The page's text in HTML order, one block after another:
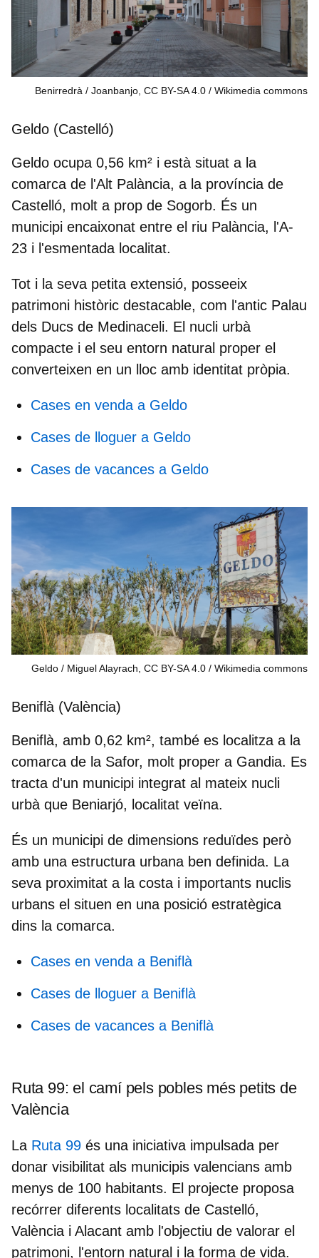
Benirredrà / Joanbanjo, CC BY-SA 4.0 Wikimedia commons
Geldo (Castelló)
Geldo ocupa 0,56 km² i està situat a la
comarca de l'Alt Palància, a la província de
Castelló, molt a prop de Sogorb. És un
municipi encaixonat entre el riu Palància, l'A-
23 i l'esmentada localitat.
Tot i la seva petita extensió, posseeix
patrimoni històric destacable, com l'antic Palau
dels Ducs de Medinaceli. El nucli urbà
compacte i el seu entorn natural proper el
converteixen en un lloc amb identitat pròpia.
Cases en venda a Geldo
Cases de lloguer a Geldo
Cases de vacances a Geldo
Geldo / Miguel Alayrach, CC BY-SA 4.0 Wikimedia commons
Beniflà (València)
Beniflà, amb 0,62 km², també es localitza a la
comarca de la Safor, molt proper a Gandia. Es
tracta d'un municipi integrat al mateix nucli
urbà que Beniarjó, localitat veïna.
És un municipi de dimensions reduïdes però
amb una estructura urbana ben definida. La
seva proximitat a la costa i importants nuclis
urbans el situen en una posició estratègica
dins la comarca.
Cases en venda a Beniflà
Cases de lloguer a Beniflà
Cases de vacances a Beniflà
Ruta 99: el camí pels pobles més petits de
València
La Ruta 99 és una iniciativa impulsada per
donar visibilitat als municipis valencians amb
menys de 100 habitants. El projecte proposa
recórrer diferents localitats de Castelló,
València i Alacant amb l'objectiu de valorar el
patrimoni, l'entorn natural i la forma de vida.